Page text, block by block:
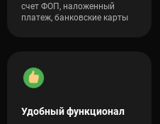
счет ФОП, наложенный
платеж, банковские карты
Удобный функционал